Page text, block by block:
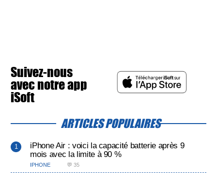
Suivez-nous
avec notre app
iSoft
ARTICLES POPULAIRES
iPhone Air : voici la capacité batterie après 9
mois avec la limite à 90 %
IPHONE 💬 35